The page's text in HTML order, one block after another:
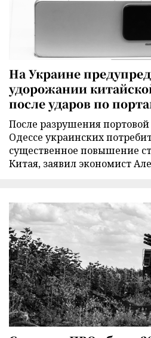
На Украине
удорожании
после ударов по
После разрушения
Одессе украинских
существенное повышение
Китая, заявил экономист